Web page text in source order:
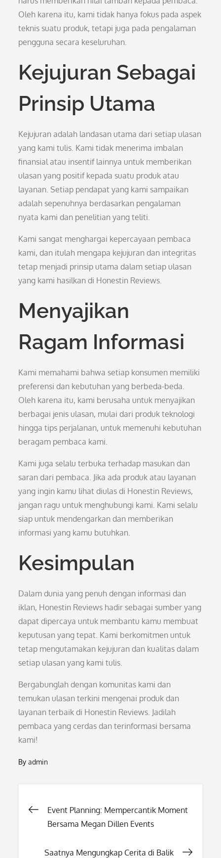
Oleh karena itu, kami tidak hanya fokus pada aspek
teknis suatu produk, tetapi juga pada pengalaman
pengguna secara keseluruhan.
Kejujuran Sebagai
Prinsip Utama
Kejujuran adalah landasan utama dari setiap ulasan
yang kami tulis. Kami tidak menerima imbalan
finansial atau insentif lainnya untuk memberikan
ulasan yang positif kepada suatu produk atau
layanan. Setiap pendapat yang kami sampaikan
adalah sepenuhnya berdasarkan pengalaman
nyata kami dan penelitian yang teliti.
Kami sangat menghargai kepercayaan pembaca
kami, dan itulah mengapa kejujuran dan integritas
tetap menjadi prinsip utama dalam setiap ulasan
yang kami hasilkan di Honestin Reviews.
Menyajikan
Ragam Informasi
Kami memahami bahwa setiap konsumen memiliki
preferensi dan kebutuhan yang berbeda-beda.
Oleh karena itu, kami berusaha untuk menyajikan
berbagai jenis ulasan, mulai dari produk teknologi
hingga tips perjalanan, untuk memenuhi kebutuhan
beragam pembaca kami.
Kami juga selalu terbuka terhadap masukan dan
saran dari pembaca. Jika ada produk atau layanan
yang ingin kamu lihat diulas di Honestin Reviews,
jangan ragu untuk menghubungi kami. Kami selalu
siap untuk mendengarkan dan memberikan
informasi yang kamu butuhkan.
Kesimpulan
Dalam dunia yang penuh dengan informasi dan
iklan, Honestin Reviews hadir sebagai sumber yang
dapat dipercaya untuk membantu kamu membuat
keputusan yang tepat. Kami berkomitmen untuk
tetap mengutamakan kejujuran dan kualitas dalam
setiap ulasan yang kami tulis.
Bergabunglah dengan komunitas kami dan
temukan ulasan terkini mengenai produk dan
layanan terbaik di Honestin Reviews. Jadilah
pembaca yang cerdas dan terinformasi bersama
kami!
Byadmin
Post
Event Planning: Mempercantik Moment
Bersama Megan Dillen Events
Saatnya Mengungkap Cerita di Balik